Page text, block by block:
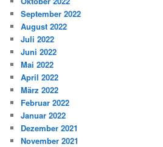
September 2022
August 2022
Juli 2022
Juni 2022
Mai 2022
April 2022
März 2022
Februar 2022
Januar 2022
Dezember 2021
November 2021